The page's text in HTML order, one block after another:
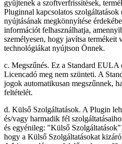
gyűjtenek a szoftverfrissítések,
Pluginnal kapcsolatos
nyújtásának megkönnyítése
információt felhasználhatja,
személyesen, hogy javítsa termékeit
technológiákat nyújtson Önnek.
c. Megszűnés. Ez a Standard EULA
Licencadó meg nem szünteti. A
jogok automatikusan megszűnnek,
feltételét.
d. Külső Szolgáltatások. A Plugin
és/vagy harmadik fél
és egyénileg: "Külső
hogy a Külső Szolgáltatásokat